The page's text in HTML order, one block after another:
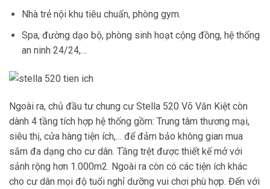
Nhà trẻ nội khu tiêu chuẩn, phòng gym.
Spa, đường dạo bộ, phòng sinh hoạt cộng đồng, hệ thống
an ninh 24/24,…
Ngoài ra, chủ đầu tư chung cư Stella 520 Võ Văn Kiệt còn
dành 4 tầng tích hợp hệ thống gồm: Trung tâm thương mại,
siêu thị, cửa hàng tiện ích,… để đảm bảo không gian mua
sắm đa dạng cho cư dân. Tầng trệt được thiết kế mở với
sảnh rộng hơn 1.000m2. Ngoài ra còn có các tiện ích khác
cho cư dân mọi độ tuổi nghỉ dưỡng vui chơi phù hợp. Đến với